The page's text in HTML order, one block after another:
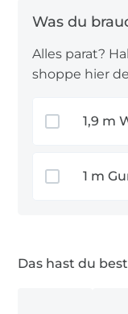
Alles parat?
shoppe hier
1 m
Das hast du